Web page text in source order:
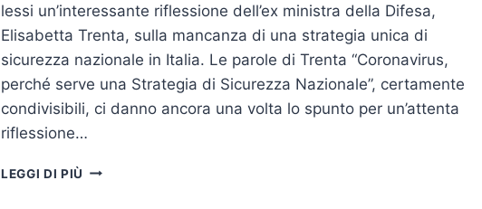
lessi un’interessante riflessione dell’ex ministra della Difesa,
Elisabetta Trenta, sulla mancanza di una strategia unica di
sicurezza nazionale in Italia. Le parole di Trenta “Coronavirus,
perché serve una Strategia di Sicurezza Nazionale”, certamente
condivisibili, ci danno ancora una volta lo spunto per un’attenta
riflessione…
LEGGI DI PIÙ GESTIONE